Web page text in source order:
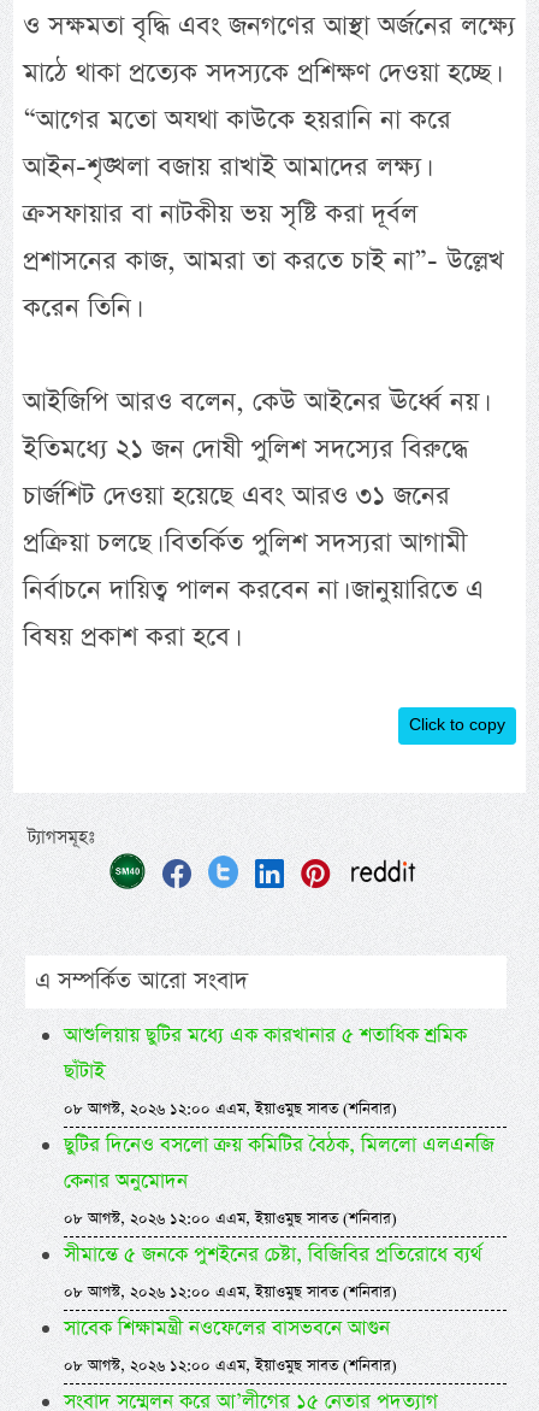
ও সক্ষমতা বৃদ্ধি এবং জনগণের আস্থা অর্জনের লক্ষ্যে
মাঠে থাকা প্রত্যেক সদস্যকে প্রশিক্ষণ দেওয়া হচ্ছে।
“আগের মতো অযথা কাউকে হয়রানি না করে
আইন-শৃঙ্খলা বজায় রাখাই আমাদের লক্ষ্য।
ক্রসফায়ার বা নাটকীয় ভয় সৃষ্টি করা দূর্বল
প্রশাসনের কাজ, আমরা তা করতে চাই না”- উল্লেখ
করেন তিনি।
আইজিপি আরও বলেন, কেউ আইনের ঊর্ধ্বে নয়।
ইতিমধ্যে ২১ জন দোষী পুলিশ সদস্যের বিরুদ্ধে
চার্জশিট দেওয়া হয়েছে এবং আরও ৩১ জনের
প্রক্রিয়া চলছে। বিতর্কিত পুলিশ সদস্যরা আগামী
নির্বাচনে দায়িত্ব পালন করবেন না। জানুয়ারিতে এ
বিষয় প্রকাশ করা হবে।
Click to copy
ট্যাগসমূহঃ
এ সম্পর্কিত আরো সংবাদ
আশুলিয়ায় ছুটির মধ্যে এক কারখানার ৫ শতাধিক শ্রমিক
ছাঁটাই
০৮ আগস্ট, ২০২৬ ১২:০০ এএম, ইয়াওমুছ সাবত (শনিবার)
ছুটির দিনেও বসলো ক্রয় কমিটির বৈঠক, মিললো এলএনজি
কেনার অনুমোদন
০৮ আগস্ট, ২০২৬ ১২:০০ এএম, ইয়াওমুছ সাবত (শনিবার)
সীমান্তে ৫ জনকে পুশইনের চেষ্টা, বিজিবির প্রতিরোধে ব্যর্থ
০৮ আগস্ট, ২০২৬ ১২:০০ এএম, ইয়াওমুছ সাবত (শনিবার)
সাবেক শিক্ষামন্ত্রী নওফেলের বাসভবনে আগুন
০৮ আগস্ট, ২০২৬ ১২:০০ এএম, ইয়াওমুছ সাবত (শনিবার)
সংবাদ সম্মেলন করে আ’লীগের ১৫ নেতার পদত্যাগ